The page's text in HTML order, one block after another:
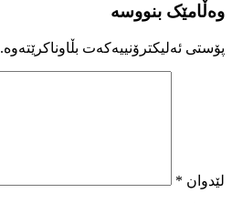
وەڵامێک بنووسە
پۆستی ئەلیکترۆنییەکەت بڵاوناکرێتەوە.
لێدوان *